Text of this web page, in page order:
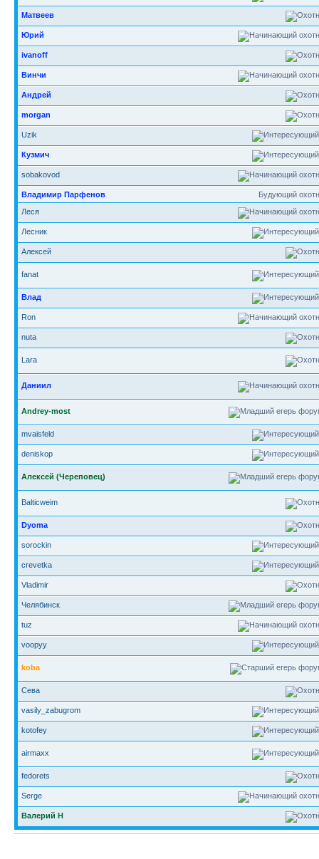
Матвеев
Юрий
ivanoff
Винчи
Андрей
morgan
Uzik
Кузмич
sobakovod
Будующий
Владимир Парфенов
Леся
Лесник
Алексей
fanat
Влад
Ron
nuta
Lara
Даниил
Andrey-most
mvaisfeld
deniskop
Алексей (Череповец)
Balticweim
Dyoma
sorockin
crevetka
Vladimir
Челябинск
tuz
voopyy
koba
Сева
vasily_zabugrom
kotofey
airmaxx
fedorets
Serge
Валерий Н